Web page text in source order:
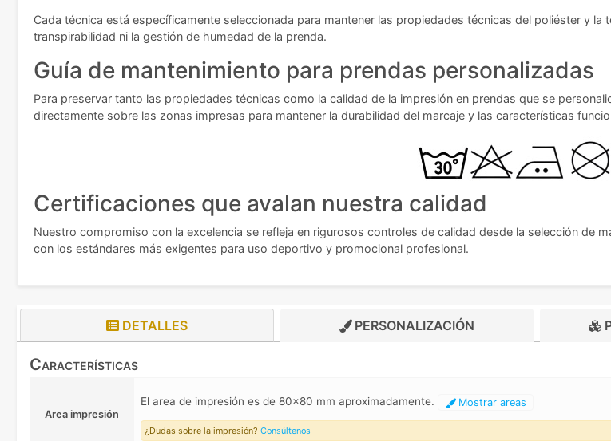
Cada técnica está específicamente seleccionada para mantener las propiedades técnicas del poliéster y
transpirabilidad ni la gestión de humedad de la prenda.
Guía de mantenimiento para prendas personalizadas
Para preservar tanto las propiedades técnicas como la calidad de la impresión en prendas que se
directamente sobre las zonas impresas para mantener la durabilidad del marcaje y las características
Certificaciones que avalan nuestra calidad
Nuestro compromiso con la excelencia se refleja en rigurosos controles de calidad desde la selección de
con los estándares más exigentes para uso deportivo y promocional profesional.
DETALLES PERSONALIZACIÓN
Características
Area impresión
El area de impresión es de 80x80 mm aproximadamente. Mostrar areas
¿Dudas sobre la impresión? Consúltenos